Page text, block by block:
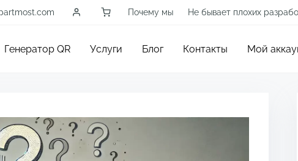
Почему мы Не бывает плохих
Генератор QR Услуги Блог Контакты Мой